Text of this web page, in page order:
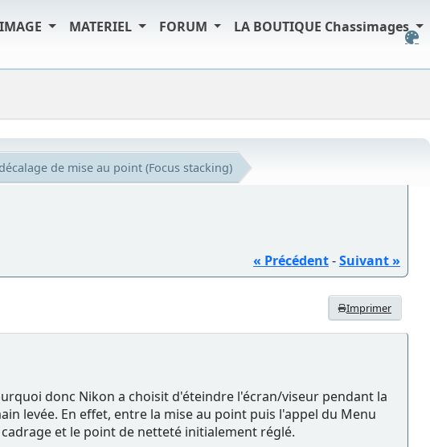
IMAGE MATERIEL FORUM LA BOUTIQUE Chassimages
de mise au point (Focus stacking)
« Précédent-Suivant »
Imprimer
donc Nikon a choisit d'éteindre l'écran/viseur pendant la
levée. En effet, entre la mise au point puis l'appel du Menu
et le point de netteté initialement réglé.